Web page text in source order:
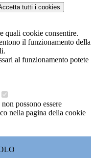
tutti i cookies
quali cookie consentire.
il funzionamento della
al funzionamento potete
possono essere
nella pagina della cookie